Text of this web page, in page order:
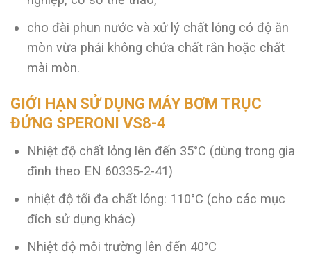
cho đài phun nước và xử lý chất lỏng có độ ăn
mòn vừa phải không chứa chất rắn hoặc chất
mài mòn.
GIỚI HẠN SỬ DỤNG MÁY BƠM TRỤC
ĐỨNG SPERONI VS8-4
Nhiệt độ chất lỏng lên đến 35°C (dùng trong gia
đình theo EN 60335-2-41)
nhiệt độ tối đa chất lỏng: 110°C (cho các mục
đích sử dụng khác)
Nhiệt độ môi trường lên đến 40°C